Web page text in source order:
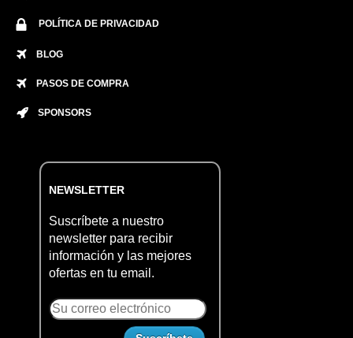
POLÍTICA DE PRIVACIDAD
BLOG
PASOS DE COMPRA
SPONSORS
NEWSLETTER
Suscríbete a nuestro
newsletter para recibir
información y las mejores
ofertas en tu email.